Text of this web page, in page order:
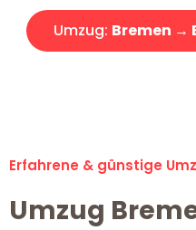
Umzug: Bremen →
Erfahrene & günstige
Umzug